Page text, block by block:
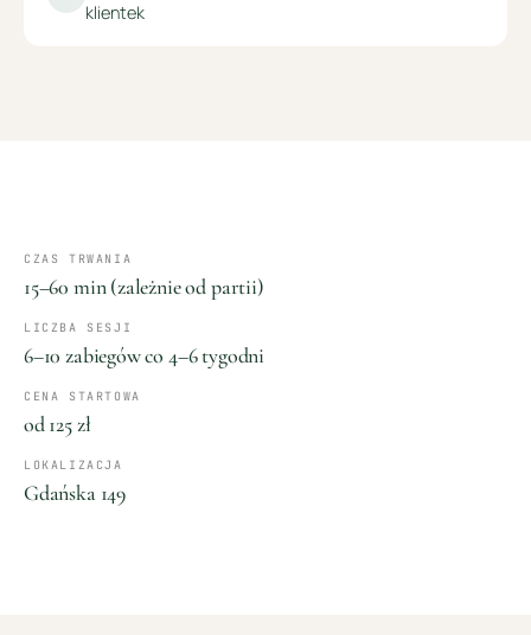
klientek
CZAS TRWANIA
15–60 min (zależnie od partii)
LICZBA SESJI
6–10 zabiegów co 4–6 tygodni
CENA STARTOWA
od 125 zł
LOKALIZACJA
Gdańska 149